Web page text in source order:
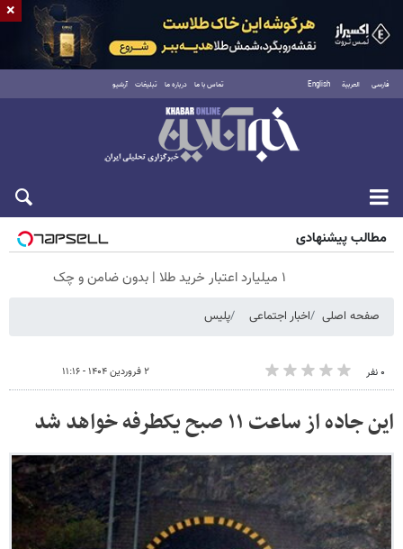
فارسی العربية English تماس با ما درباره ما تبلیغات آرشیو
پنجشنبه ۱۵ مرداد ۱۴۰۵
مطالب پیشنهادی
۱ میلیارد اعتبار خرید طلا | بدون ضامن و چک
صفحه اصلی اخبار اجتماعی پلیس
۰ نفر ۲ فروردین ۱۴۰۴ - ۱۱:۱۶
این جاده از ساعت ۱۱ صبح یکطرفه خواهد شد
×